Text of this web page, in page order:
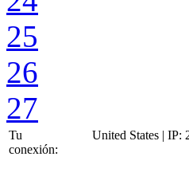
25
26
27
Tu
conexión:
United States | IP: